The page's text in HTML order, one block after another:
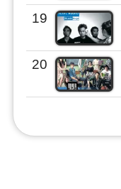
19
20